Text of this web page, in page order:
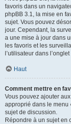
favoris dans un
phpBB 3.1, la mise en
sujet. Vous pouvez
jour. Cependant, la
a une mise à jour dans
les favoris et les
l’utilisateur dans
Haut
Comment mettre en
Vous pouvez ajouter
approprié dans le menu
sujet de discussion.
Répondre à un sujet en